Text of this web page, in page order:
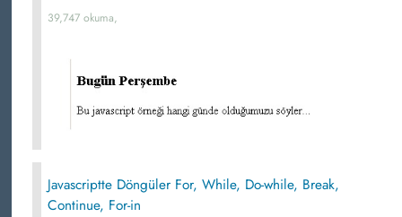
39,747 okuma,
Javascriptte Döngüler For, While, Do-while, Break,
Continue, For-in